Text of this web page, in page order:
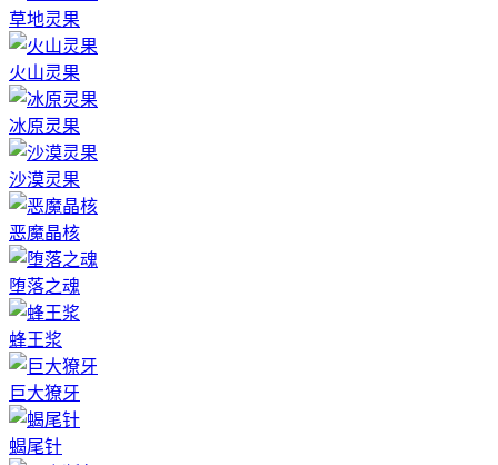
草地灵果
火山灵果
冰原灵果
沙漠灵果
恶魔晶核
堕落之魂
蜂王浆
巨大獠牙
蝎尾针